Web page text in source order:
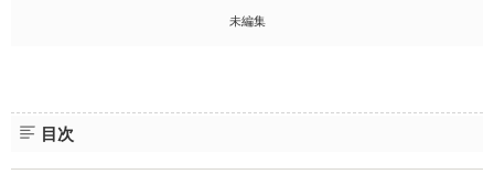
未編集
目次